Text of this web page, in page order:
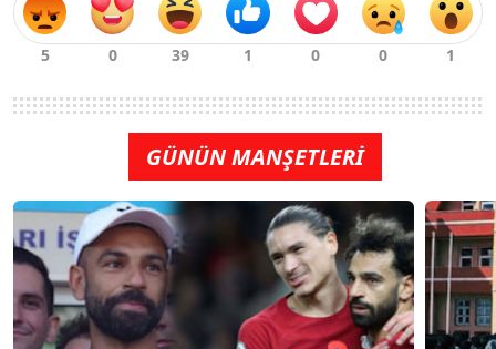
GÜNÜN MANŞETLERİ